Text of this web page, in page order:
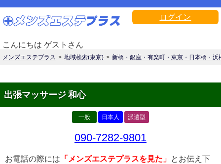
ログイン
こんにちは ゲストさん
メンズエステプラス 地域検索(東京) 新橋・銀座・有楽町・東京・日本橋・浜
出張マッサージ 和心
一般 日本人 派遣型
090-7282-9801
お電話の際には 「メンズエステプラスを見た」 とお伝え下